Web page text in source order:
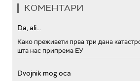
КОМЕНТАРИ
Da, ali...
Како преживети прва три дана
шта нас припрема ЕУ
Dvojnik mog oca